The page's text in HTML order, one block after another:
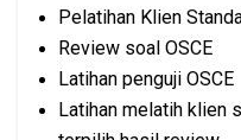
Pelatihan Klien
Review soal OSCE
Latihan penguji OSCE
Latihan melatih klien